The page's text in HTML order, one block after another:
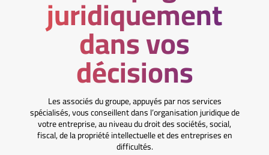
juridiquement
dans vos
décisions
Les associés du groupe, appuyés par nos services
spécialisés, vous conseillent dans l’organisation juridique de
votre entreprise, au niveau du droit des sociétés, social,
fiscal, de la propriété intellectuelle et des entreprises en
difficultés.